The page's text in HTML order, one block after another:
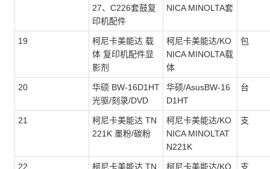
27、C226套鼓复
印机配件
NICA MINOLTA套
19
柯尼卡美能达 载
体 复印机配件显
影剂
柯尼卡美能达/KO
NICA MINOLTA载
体
包
20
华硕 BW-16D1HT
光驱/刻录/DVD
华硕/AsusBW-16
D1HT
台
21
柯尼卡美能达 TN
221K 墨粉/碳粉
柯尼卡美能达/KO
NICA MINOLTAT
N221K
支
22
柯尼卡美能达 TN
柯尼卡美能达/KO
支